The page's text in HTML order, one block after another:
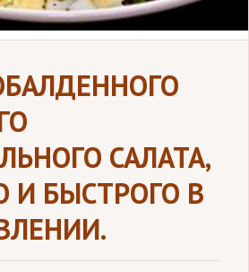
САЛАТА,
И БЫСТРОГО В